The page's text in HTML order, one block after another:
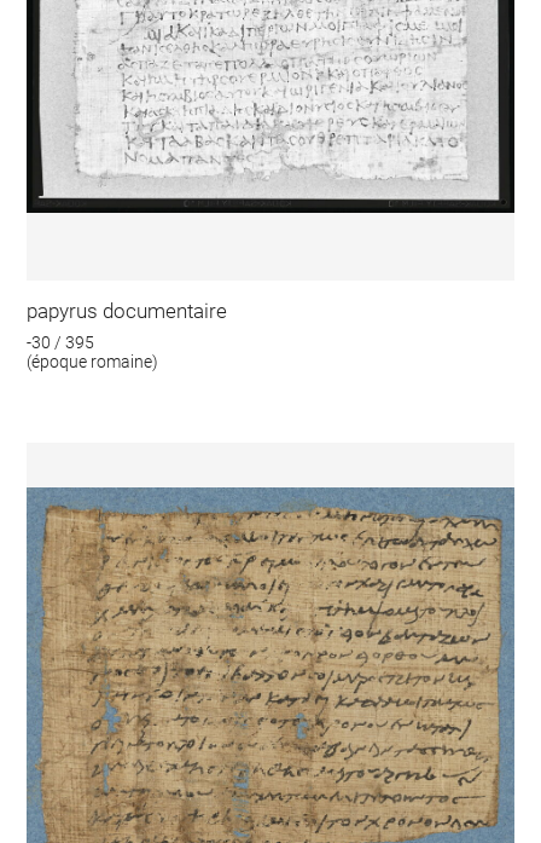
papyrus documentaire
-30 / 395
(époque romaine)